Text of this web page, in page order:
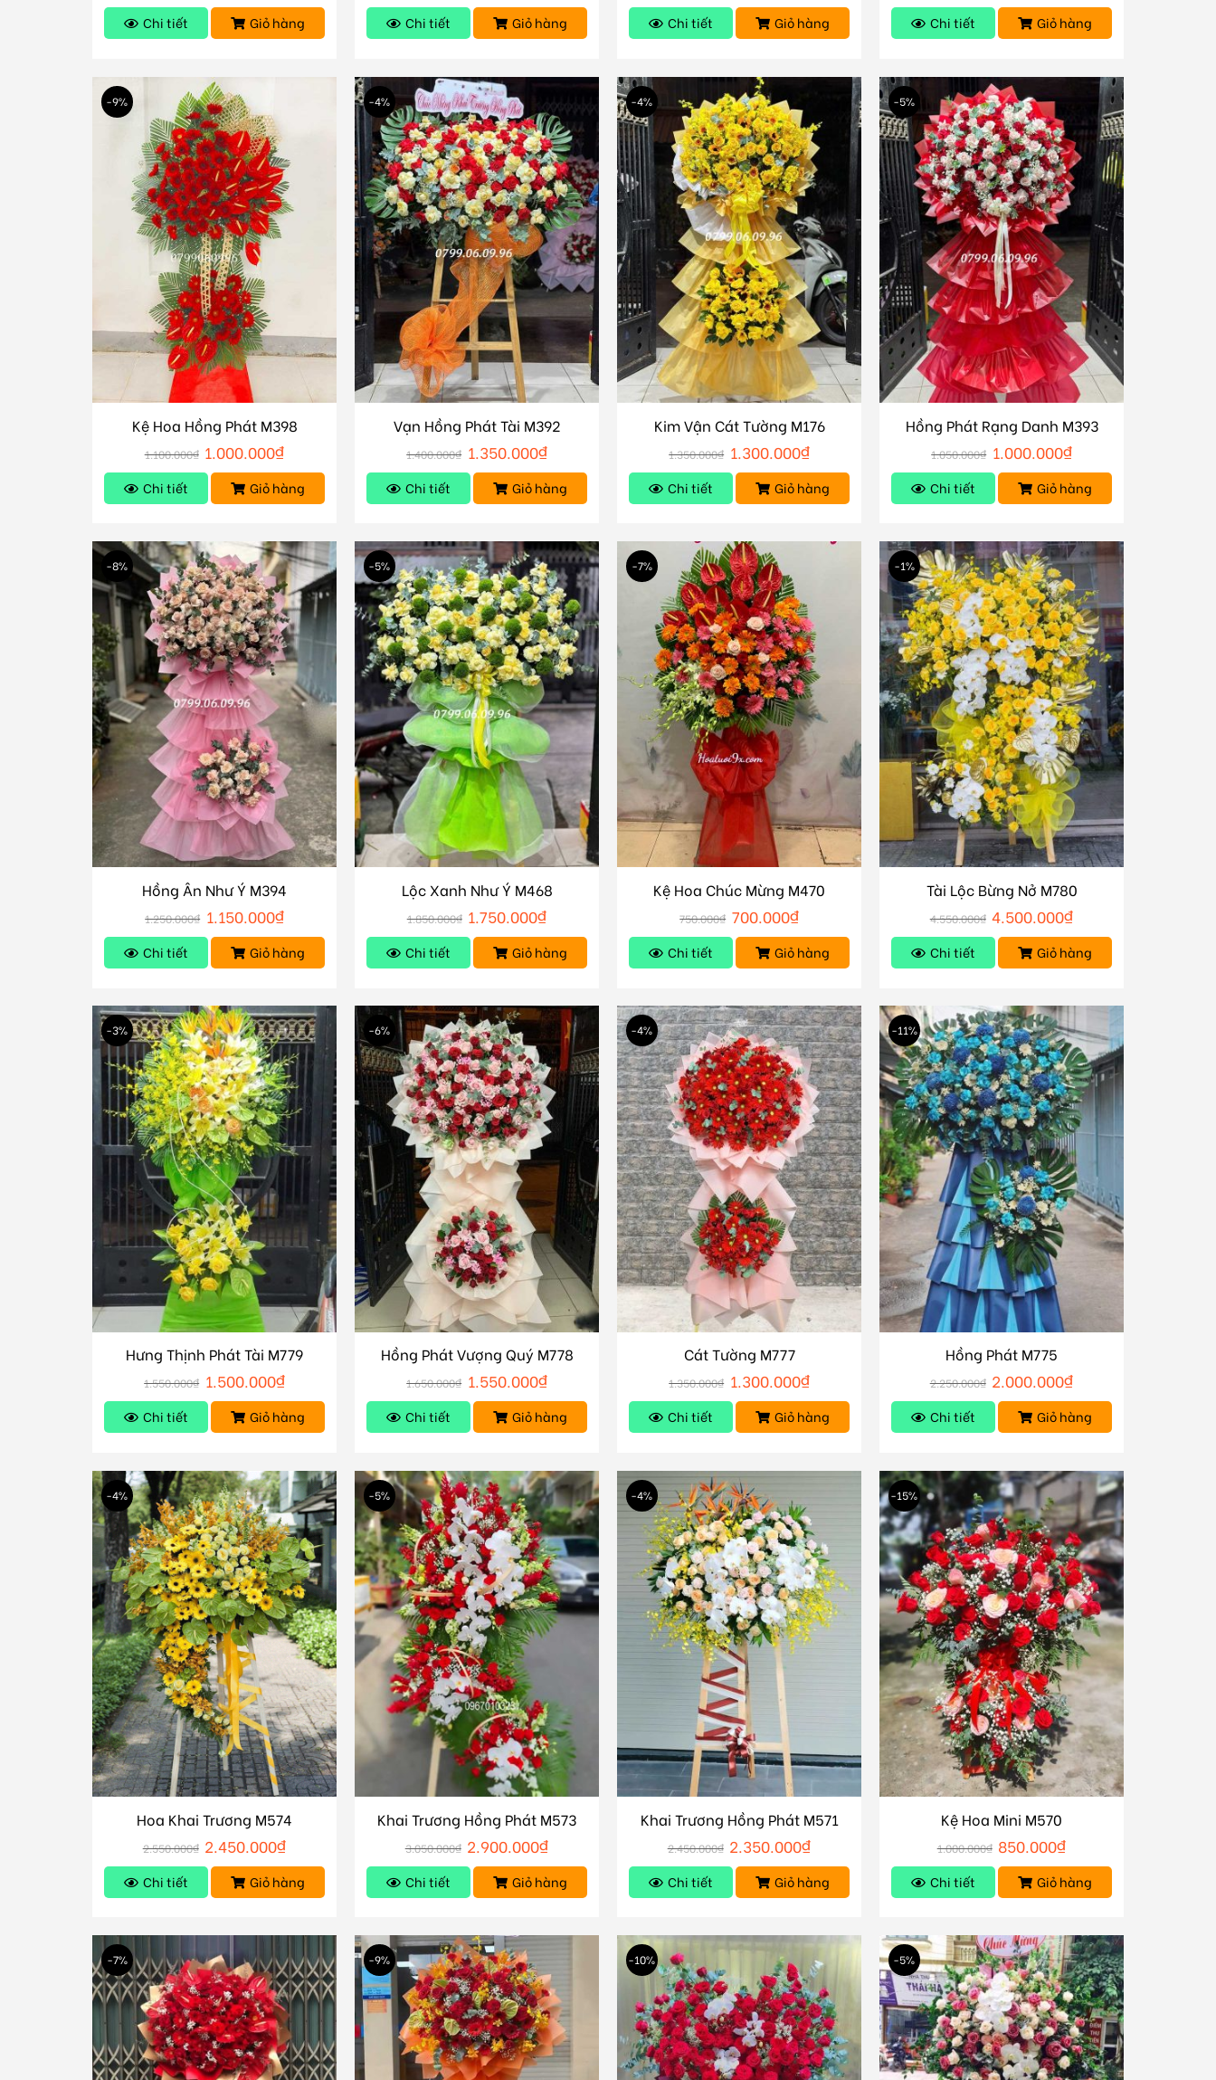
Chi tiết Giỏ hàng Chi tiết Giỏ hàng Chi tiết Giỏ hàng Chi tiết Giỏ hàng
-9%
Kệ Hoa Hồng Phát M398
1.100.000₫ 1.000.000₫
Chi tiết Giỏ hàng
-4%
Vạn Hồng Phát Tài M392
1.400.000₫ 1.350.000₫
Chi tiết Giỏ hàng
-4%
Kim Vận Cát Tường M176
1.350.000₫ 1.300.000₫
Chi tiết Giỏ hàng
-5%
Hồng Phát Rạng Danh M393
1.050.000₫ 1.000.000₫
Chi tiết Giỏ hàng
-8%
Hồng Ân Như Ý M394
1.250.000₫ 1.150.000₫
Chi tiết Giỏ hàng
-5%
Lộc Xanh Như Ý M468
1.850.000₫ 1.750.000₫
Chi tiết Giỏ hàng
-7%
Kệ Hoa Chúc Mừng M470
750.000₫ 700.000₫
Chi tiết Giỏ hàng
-1%
Tài Lộc Bừng Nở M780
4.550.000₫ 4.500.000₫
Chi tiết Giỏ hàng
-3%
Hưng Thịnh Phát Tài M779
1.550.000₫ 1.500.000₫
Chi tiết Giỏ hàng
-6%
Hồng Phát Vượng Quý M778
1.650.000₫ 1.550.000₫
Chi tiết Giỏ hàng
-4%
Cát Tường M777
1.350.000₫ 1.300.000₫
Chi tiết Giỏ hàng
-11%
Hồng Phát M775
2.250.000₫ 2.000.000₫
Chi tiết Giỏ hàng
-4%
Hoa Khai Trương M574
2.550.000₫ 2.450.000₫
Chi tiết Giỏ hàng
-5%
Khai Trương Hồng Phát M573
3.050.000₫ 2.900.000₫
Chi tiết Giỏ hàng
-4%
Khai Trương Hồng Phát M571
2.450.000₫ 2.350.000₫
Chi tiết Giỏ hàng
-15%
Kệ Hoa Mini M570
1.000.000₫ 850.000₫
Chi tiết Giỏ hàng
-7% -9% -10% -5%